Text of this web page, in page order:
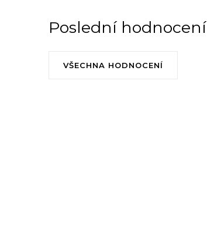
Poslední hodnocení
VŠECHNA HODNOCENÍ